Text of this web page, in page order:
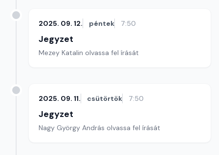
2025. 09. 12. péntek 7:50
Jegyzet
Mezey Katalin olvassa fel írását
2025. 09. 11. csütörtök 7:50
Jegyzet
Nagy György András olvassa fel írását